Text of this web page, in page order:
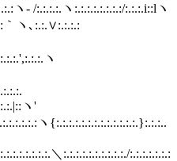
- /:.:.:.:.ヽ:.:.:.:.:.:.:.:/:.:.:.i::lヽ
ヽ､:.:.∨:.:.:.:
ヽ
ヽ'
ヽ{:.:.:.:.:.:.:.:.:.:.:.:.:.}:.:.:..
＼:.:.:.:.:.:.:.:.:.:./:.:.:.:.:.:.: